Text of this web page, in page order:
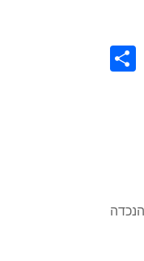
Link